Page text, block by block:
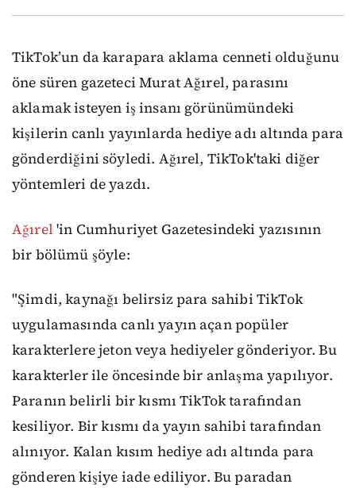
TikTok’un da karapara aklama cenneti olduğunu
öne süren gazeteci Murat Ağırel, parasını
aklamak isteyen iş insanı görünümündeki
kişilerin canlı yayınlarda hediye adı altında para
gönderdiğini söyledi. Ağırel, TikTok'taki diğer
yöntemleri de yazdı.
Ağırel'in Cumhuriyet Gazetesindeki yazısının
bir bölümü şöyle:
"Şimdi, kaynağı belirsiz para sahibi TikTok
uygulamasında canlı yayın açan popüler
karakterlere jeton veya hediyeler gönderiyor. Bu
karakterler ile öncesinde bir anlaşma yapılıyor.
Paranın belirli bir kısmı TikTok tarafından
kesiliyor. Bir kısmı da yayın sahibi tarafından
alınıyor. Kalan kısım hediye adı altında para
gönderen kişiye iade ediliyor. Bu paradan